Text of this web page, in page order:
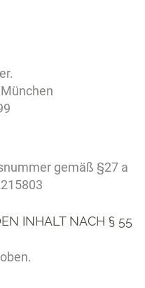
gemäß §27 a
INHALT NACH § 55